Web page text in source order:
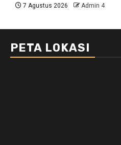
7 Agustus 2026 Admin 4
PETA LOKASI